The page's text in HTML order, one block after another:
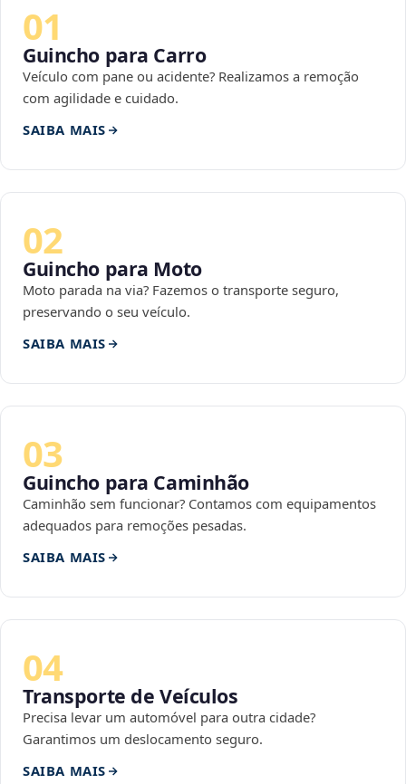
01
Guincho para Carro
Veículo com pane ou acidente? Realizamos a remoção
com agilidade e cuidado.
SAIBA MAIS
02
Guincho para Moto
Moto parada na via? Fazemos o transporte seguro,
preservando o seu veículo.
SAIBA MAIS
03
Guincho para Caminhão
Caminhão sem funcionar? Contamos com equipamentos
adequados para remoções pesadas.
SAIBA MAIS
04
Transporte de Veículos
Precisa levar um automóvel para outra cidade?
Garantimos um deslocamento seguro.
SAIBA MAIS